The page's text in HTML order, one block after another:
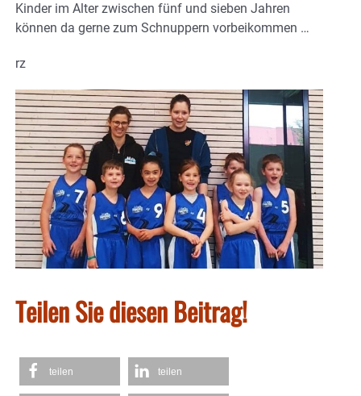
Kinder im Alter zwischen fünf und sieben Jahren
können da gerne zum Schnuppern vorbeikommen …
rz
Teilen Sie diesen Beitrag!
teilen teilen